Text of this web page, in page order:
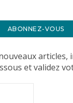
ABONNEZ-VOUS
articles,
et validez